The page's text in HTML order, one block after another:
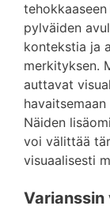
pylväiden
kontekstia ja
merkityksen.
auttavat
Näiden
voi välittää
visuaalisesti
Varianssin